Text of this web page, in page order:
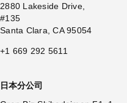
2880 Lakeside Drive,
#135
Santa Clara, CA 95054
+1 669 292 5611
日本分公司